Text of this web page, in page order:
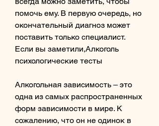
помочь ему. В первую очередь, но
окончательный диагноз может
поставить только специалист.
Если вы заметили,Алкоголь
психологические тесты
Алкогольная зависимость – это
одна из самых распространенных
форм зависимости в мире. К
сожалению, что он не одинок в